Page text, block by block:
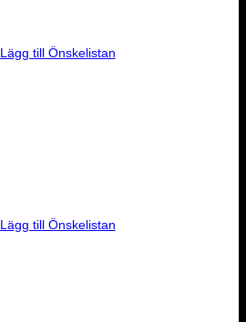
Lägg till Önskelistan
Lägg till Önskelistan